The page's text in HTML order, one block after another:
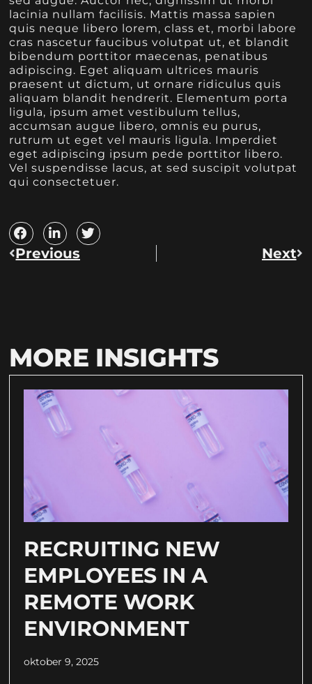
lacinia nullam facilisis. Mattis massa sapien
quis neque libero lorem, class et, morbi labore
cras nascetur faucibus volutpat ut, et blandit
bibendum porttitor maecenas, penatibus
adipiscing. Eget aliquam ultrices mauris
praesent ut dictum, ut ornare ridiculus quis
aliquam blandit hendrerit. Elementum porta
ligula, ipsum amet vestibulum tellus,
accumsan augue libero, omnis eu purus,
rutrum ut eget vel mauris ligula. Imperdiet
eget adipiscing ipsum pede porttitor libero.
Vel suspendisse lacus, at sed suscipit volutpat
qui consectetuer.
Previous Next
MORE INSIGHTS
RECRUITING NEW
EMPLOYEES IN A
REMOTE WORK
ENVIRONMENT
oktober 9, 2025